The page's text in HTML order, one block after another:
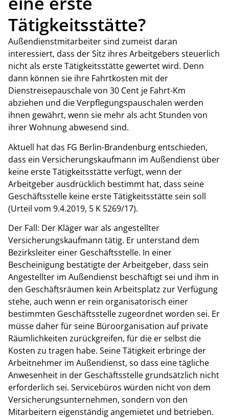
Tätigkeitsstätte?
Außendienstmitarbeiter sind zumeist daran
interessiert, dass der Sitz ihres Arbeitgebers steuerlich
nicht als erste Tätigkeitsstätte gewertet wird. Denn
dann können sie ihre Fahrtkosten mit der
Dienstreisepauschale von 30 Cent je Fahrt-Km
abziehen und die Verpflegungspauschalen werden
ihnen gewährt, wenn sie mehr als acht Stunden von
ihrer Wohnung abwesend sind.
Aktuell hat das FG Berlin-Brandenburg entschieden,
dass ein Versicherungskaufmann im Außendienst über
keine erste Tätigkeitsstätte verfügt, wenn der
Arbeitgeber ausdrücklich bestimmt hat, dass seine
Geschäftsstelle keine erste Tätigkeitsstätte sein soll
(Urteil vom 9.4.2019, 5 K 5269/17).
Der Fall: Der Kläger war als angestellter
Versicherungskaufmann tätig. Er unterstand dem
Bezirksleiter einer Geschäftsstelle. In einer
Bescheinigung bestätigte der Arbeitgeber, dass sein
Angestellter im Außendienst beschäftigt sei und ihm in
den Geschäftsräumen kein Arbeitsplatz zur Verfügung
stehe, auch wenn er rein organisatorisch einer
bestimmten Geschäftsstelle zugeordnet worden sei. Er
müsse daher für seine Büroorganisation auf private
Räumlichkeiten zurückgreifen, für die er selbst die
Kosten zu tragen habe. Seine Tätigkeit erbringe der
Arbeitnehmer im Außendienst, so dass eine tägliche
Anwesenheit in der Geschäftsstelle grundsätzlich nicht
erforderlich sei. Servicebüros würden nicht von dem
Versicherungsunternehmen, sondern von den
Mitarbeitern eigenständig angemietet und betrieben.